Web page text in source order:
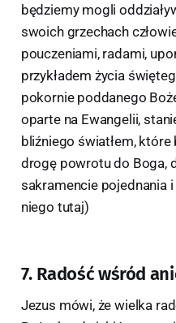
będziemy mogli
swoich grzechach
pouczeniami, radami,
przykładem życia
pokornie poddanego
oparte na Ewangelii,
bliźniego światłem,
drogę powrotu do Boga,
sakramencie pojednania
niego tutaj)
7. Radość wśród
Jezus mówi, że wielka